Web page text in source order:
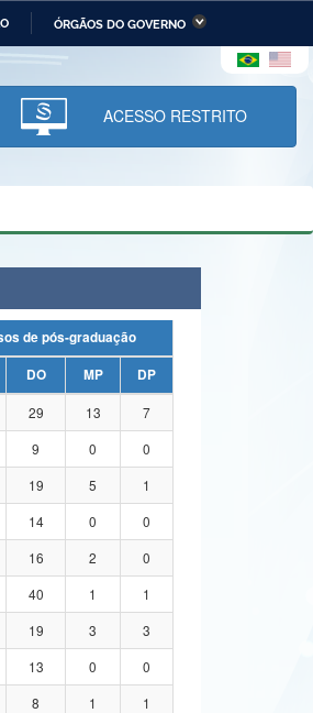
ÓRGÃOS DO GOVERNO
Ministério da Infraestrutura
Ministério da Ciência,
Tecnologia, Inovações e
Comunicações
ACESSO RESTRITO
de pós-graduação
DO MP
DP
29 13
7
9 0
0
19 5
1
14 0
0
16 2
0
40 1
1
19 3
3
13 0
0
8 1
1